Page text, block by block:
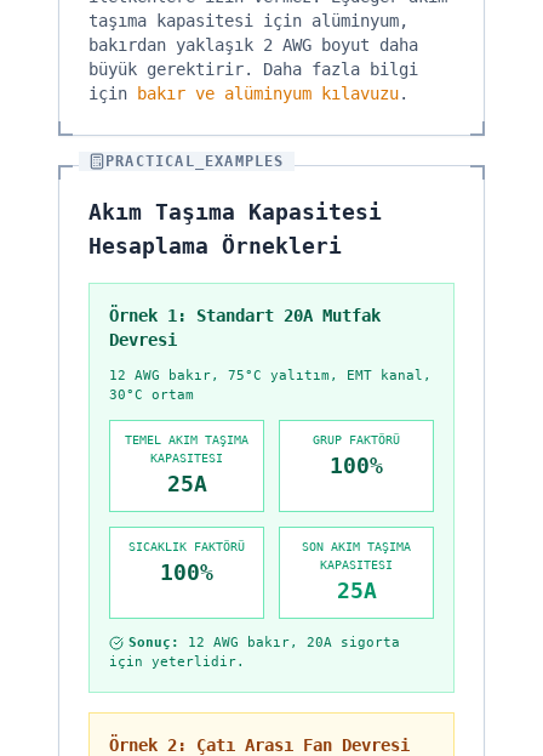
taşıma kapasitesi için alüminyum,
bakırdan yaklaşık 2 AWG boyut daha
büyük gerektirir. Daha fazla bilgi
için
bakır ve alüminyum kılavuzu.
PRACTICAL_EXAMPLES
Akım Taşıma Kapasitesi
Hesaplama Örnekleri
Örnek 1: Standart 20A Mutfak
Devresi
12 AWG bakır, 75°C yalıtım, EMT kanal,
30°C ortam
TEMEL AKIM TAŞIMA
KAPASITESI
25A
GRUP FAKTÖRÜ
100%
SICAKLIK FAKTÖRÜ
100%
SON AKIM TAŞIMA
KAPASITESI
25A
Sonuç :
12 AWG bakır, 20A sigorta
için yeterlidir.
Örnek 2: Çatı Arası Fan Devresi